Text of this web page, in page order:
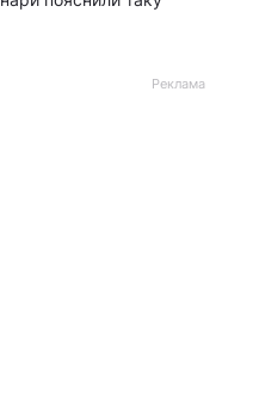
Реклама